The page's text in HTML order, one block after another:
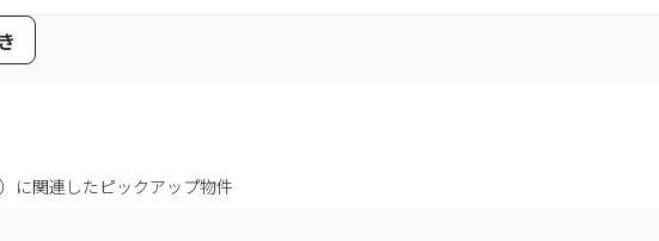
に関連したピックアップ物件